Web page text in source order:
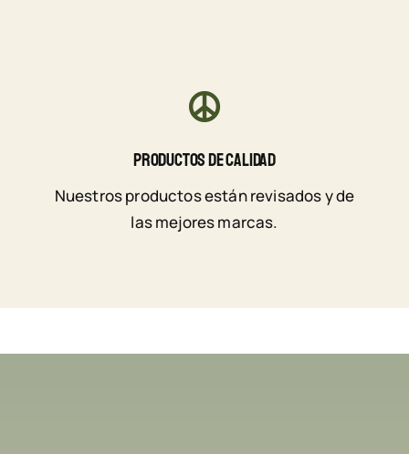
Productos De Calidad
Nuestros productos están revisados y de
las mejores marcas.